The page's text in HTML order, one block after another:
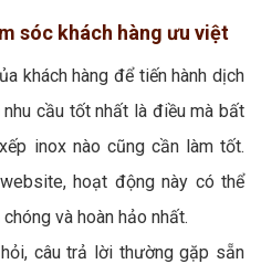
sóc khách hàng ưu việt
khách hàng để tiến hành dịch
cầu tốt nhất là điều mà bất
inox nào cũng cần làm tốt.
hoạt động này có thể
và hoàn hảo nhất.
câu trả lời thường gặp sẵn